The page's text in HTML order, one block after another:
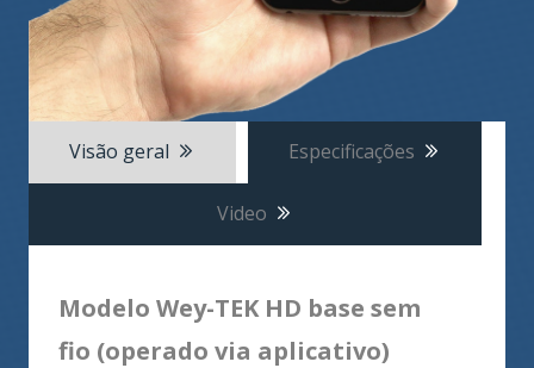
Visão geral Especificações
Video
Modelo Wey-TEK HD base sem
fio (operado via aplicativo)